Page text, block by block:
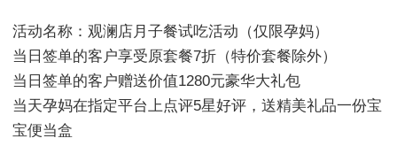
活动名称：观澜店月子餐试吃活动（仅限孕妈）
当日签单的客户享受原套餐7折（特价套餐除外）
当日签单的客户赠送价值1280元豪华大礼包
当天孕妈在指定平台上点评5星好评，送精美礼品一份宝
宝便当盒